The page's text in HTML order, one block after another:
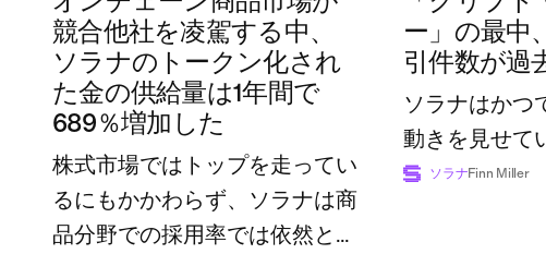
競合他社を凌駕する中、
ソラナのトークン化され
た金の供給量は1年間で
689％増加した
株式市場ではトップを走ってい
るにもかかわらず、ソラナは商
品分野での採用率では依然とし
ー」の最中
引件数が過
ソラナはかつ
動きを見せて
ソラナFinn Miller